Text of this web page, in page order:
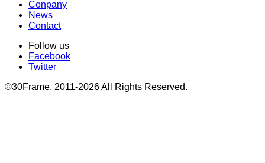
Conpany
News
Contact
Follow us
Facebook
Twitter
©30Frame. 2011-2026 All Rights Reserved.